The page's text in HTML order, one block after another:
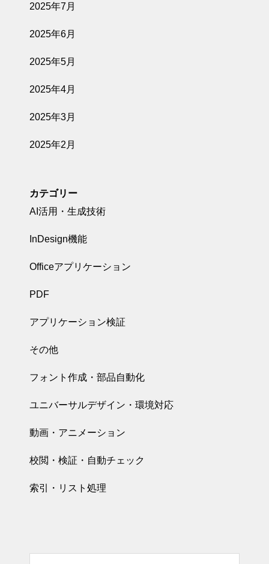
2025年7月
2025年6月
2025年5月
2025年4月
2025年3月
2025年2月
カテゴリー
AI活用・生成技術
InDesign機能
Officeアプリケーション
PDF
アプリケーション検証
その他
フォント作成・部品自動化
ユニバーサルデザイン・環境対応
動画・アニメーション
校閲・検証・自動チェック
索引・リスト処理